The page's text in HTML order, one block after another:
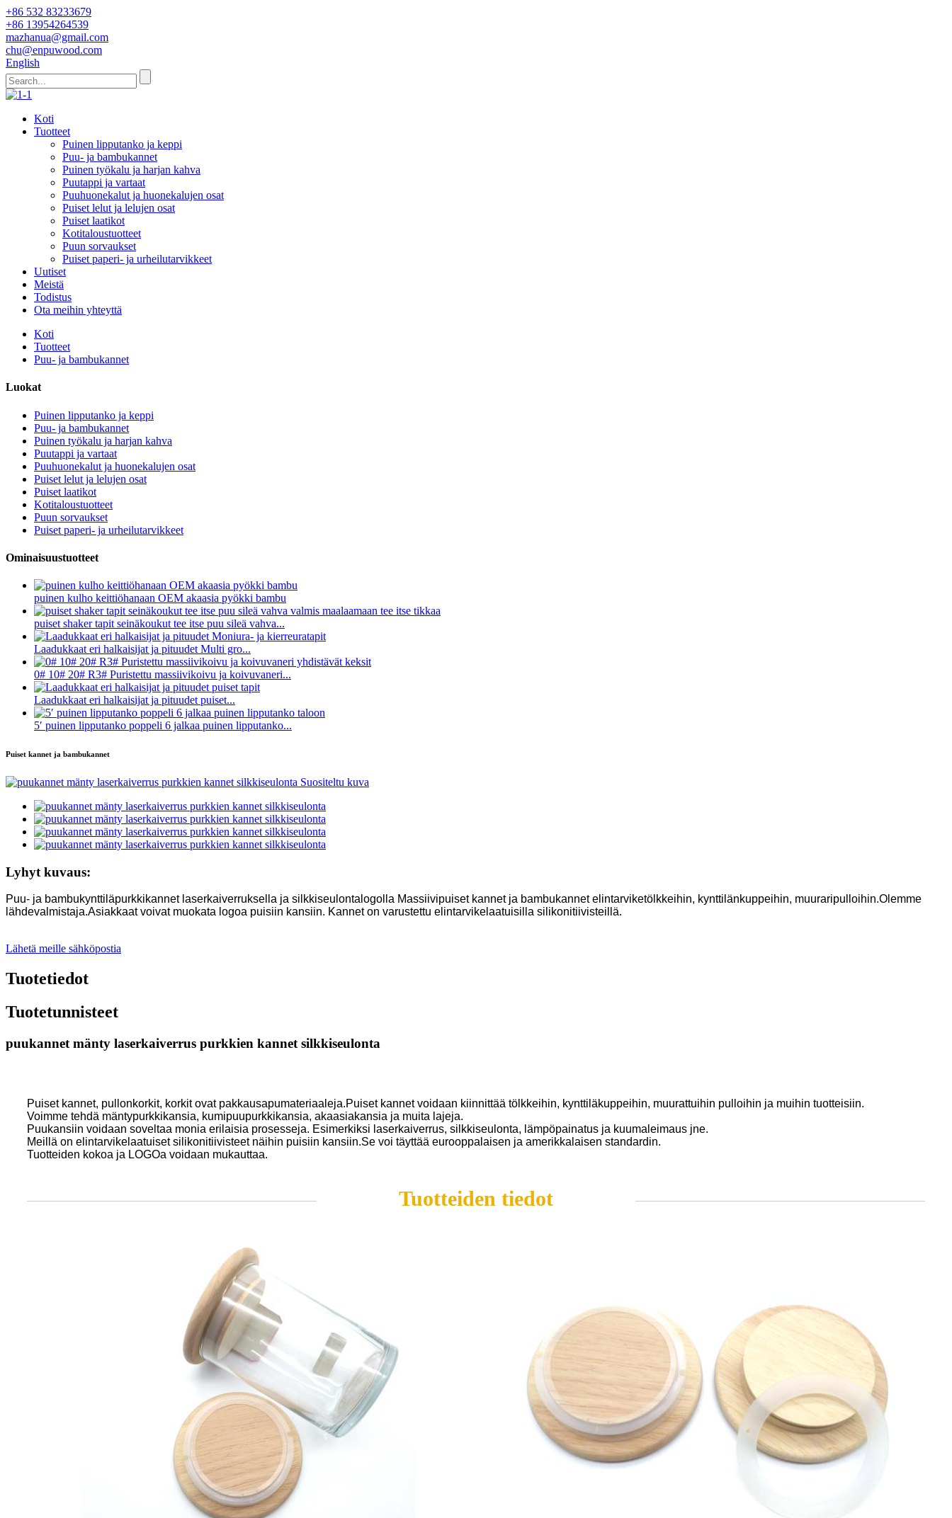
+86 532 83233679
+86 13954264539
mazhanua@gmail.com
chu@enpuwood.com
English
Koti
Tuotteet
Puinen lipputanko ja keppi
Puu- ja bambukannet
Puinen työkalu ja harjan kahva
Puutappi ja vartaat
Puuhuonekalut ja huonekalujen osat
Puiset lelut ja lelujen osat
Puiset laatikot
Kotitaloustuotteet
Puun sorvaukset
Puiset paperi- ja urheilutarvikkeet
Uutiset
Meistä
Todistus
Ota meihin yhteyttä
Koti
Tuotteet
Puu- ja bambukannet
Luokat
Puinen lipputanko ja keppi
Puu- ja bambukannet
Puinen työkalu ja harjan kahva
Puutappi ja vartaat
Puuhuonekalut ja huonekalujen osat
Puiset lelut ja lelujen osat
Puiset laatikot
Kotitaloustuotteet
Puun sorvaukset
Puiset paperi- ja urheilutarvikkeet
Ominaisuustuotteet
puinen kulho keittiöhanaan OEM akaasia pyökki bambu
puiset shaker tapit seinäkoukut tee itse puu sileä vahva...
Laadukkaat eri halkaisijat ja pituudet Multi gro...
0# 10# 20# R3# Puristettu massiivikoivu ja koivuvaneri...
Laadukkaat eri halkaisijat ja pituudet puiset...
5′ puinen lipputanko poppeli 6 jalkaa puinen lipputanko...
Puiset kannet ja bambukannet
Lyhyt kuvaus:
Puu- ja bambukynttiläpurkkikannet laserkaiverruksella ja silkkiseulontalogolla Massiivipuiset kannet ja bambukannet elintarviketölkkeihin, kynttilänkuppeihin, muuraripulloihin.Olemme
lähdevalmistaja.Asiakkaat voivat muokata logoa puisiin kansiin. Kannet on varustettu elintarvikelaatuisilla silikonitiivisteillä.
Lähetä meille sähköpostia
Tuotetiedot
Tuotetunnisteet
puukannet mänty laserkaiverrus purkkien kannet silkkiseulonta
Puiset kannet, pullonkorkit, korkit ovat pakkausapumateriaaleja.Puiset kannet voidaan kiinnittää tölkkeihin, kynttiläkuppeihin, muurattuihin pulloihin ja muihin tuotteisiin.
Voimme tehdä mäntypurkkikansia, kumipuupurkkikansia, akaasiakansia ja muita lajeja.
Puukansiin voidaan soveltaa monia erilaisia ​​prosesseja. Esimerkiksi laserkaiverrus, silkkiseulonta, lämpöpainatus ja kuumaleimaus jne.
Meillä on elintarvikelaatuiset silikonitiivisteet näihin puisiin kansiin.Se voi täyttää eurooppalaisen ja amerikkalaisen standardin.
Tuotteiden kokoa ja LOGOa voidaan mukauttaa.
Tuotteiden tiedot